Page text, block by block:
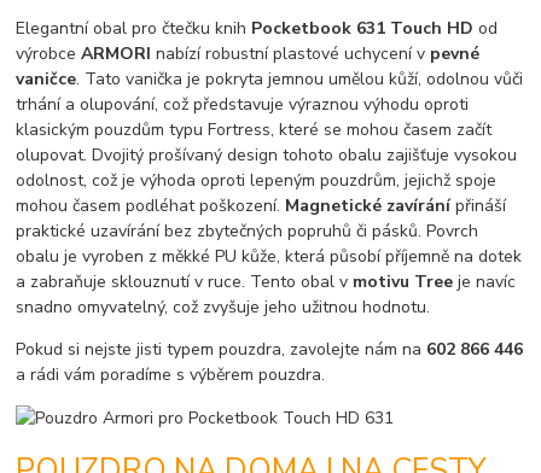
Elegantní obal pro čtečku knih Pocketbook 631 Touch HD od
výrobceARMORInabízí robustní plastové uchycení v pevné
vaničce. Tato vanička je pokryta jemnou umělou kůží, odolnou vůči
trhání a olupování, což představuje výraznou výhodu oproti
klasickým pouzdům typu Fortress, které se mohou časem začít
olupovat. Dvojitý prošívaný design tohoto obalu zajišťuje vysokou
odolnost, což je výhoda oproti lepeným pouzdrům, jejichž spoje
mohou časem podléhat poškození. Magnetické zavíránípřináší
praktické uzavírání bez zbytečných popruhů či pásků. Povrch
obalu je vyroben z měkké PU kůže, která působí příjemně na dotek
a zabraňuje sklouznutí v ruce. Tento obal v motivu Treeje navíc
snadno omyvatelný, což zvyšuje jeho užitnou hodnotu.
Pokud si nejste jisti typem pouzdra, zavolejte nám na 602 866 446
a rádi vám poradíme s výběrem pouzdra.